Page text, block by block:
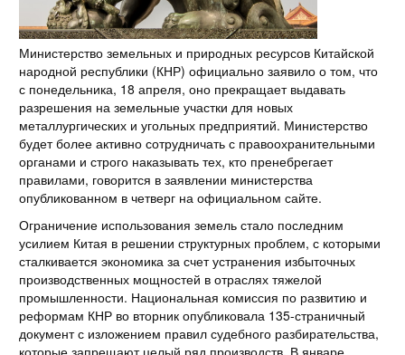
Министерство земельных и природных ресурсов Китайской
народной республики (КНР) официально заявило о том, что
с понедельника, 18 апреля, оно прекращает выдавать
разрешения на земельные участки для новых
металлургических и угольных предприятий. Министерство
будет более активно сотрудничать с правоохранительными
органами и строго наказывать тех, кто пренебрегает
правилами, говорится в заявлении министерства
опубликованном в четверг на официальном сайте.
Ограничение использования земель стало последним
усилием Китая в решении структурных проблем, с которыми
сталкивается экономика за счет устранения избыточных
производственных мощностей в отраслях тяжелой
промышленности. Национальная комиссия по развитию и
реформам КНР во вторник опубликовала 135-страничный
документ с изложением правил судебного разбирательства,
которые запрещают целый ряд производств. В январе